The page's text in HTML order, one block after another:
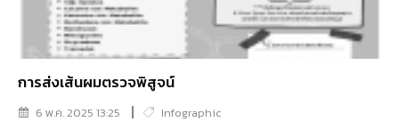
การส่งเส้นผมตรวจพิสูจน์
6 พ.ค. 2025 13:25 Infographic